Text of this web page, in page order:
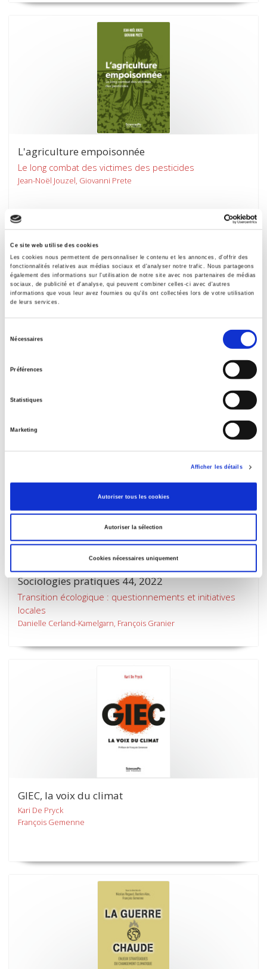
Ce site web utilise des cookies
Les cookies nous permettent de personnaliser le contenu et les annonces, d'offrir des
fonctionnalités relatives aux médias sociaux et d'analyser notre trafic. Nous partageons
également des informations sur l'utilisation de notre site avec nos partenaires de médias
sociaux, de publicité et d'analyse, qui peuvent combiner celles-ci avec d'autres
informations que vous leur avez fournies ou qu'ils ont collectées lors de votre utilisation
de leurs services.
Nécessaires
Préférences
Statistiques
Marketing
Afficher les détails
Autoriser tous les cookies
Autoriser la sélection
Cookies nécessaires uniquement
L'agriculture empoisonnée
Le long combat des victimes des pesticides
Jean-Noël Jouzel, Giovanni Prete
Une agriculture sans agriculteurs
Bertrand Hervieu, François Purseigle
Sociologies pratiques 44, 2022
Transition écologique : questionnements et initiatives
locales
Danielle Cerland-Kamelgarn, François Granier
GIEC, la voix du climat
Kari De Pryck
François Gemenne